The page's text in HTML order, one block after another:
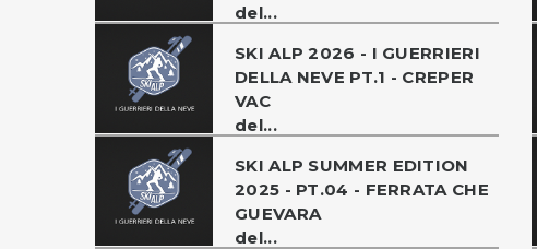
del...
SKI ALP 2026 - I GUERRIERI
DELLA NEVE PT.1 - CREPER
VAC
del...
SKI ALP SUMMER EDITION
2025 - PT.04 - FERRATA CHE
GUEVARA
del...